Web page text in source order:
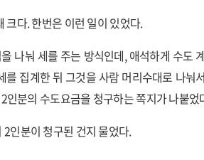
크다. 한번은 이런 일이 있었다.
나눠 세를 주는 방식인데, 애석하게 수도
집계한 뒤 그것을 사람 머리수대로 나눠
인분의 수도요금을 청구하는 쪽지가 나붙었
인분이 청구된 건지 물었다.